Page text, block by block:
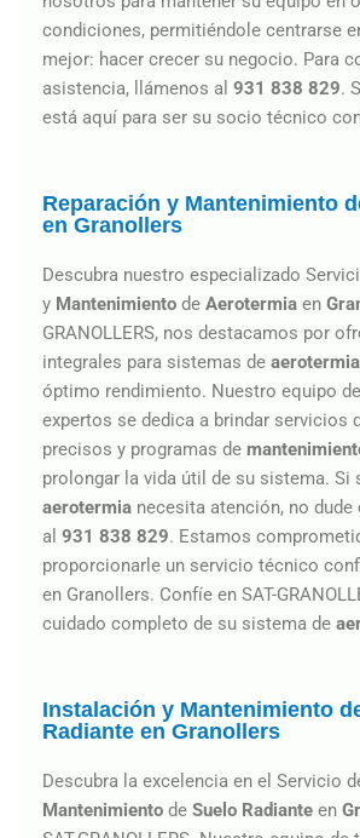
condiciones, permitiéndole centrarse
mejor: hacer crecer su negocio. Para
asistencia, llámenos al 931 838 829.
está aquí para ser su socio técnico
Reparación y Mantenimiento
en Granollers
Descubra nuestro especializado
y Mantenimiento de Aerotermia en
GRANOLLERS, nos destacamos por
integrales para sistemas de aerotermia
óptimo rendimiento. Nuestro equipo
expertos se dedica a brindar servicios
precisos y programas de
prolongar la vida útil de su sistema. Si
aerotermia necesita atención, no
al 931 838 829. Estamos
proporcionarle un servicio técnico
en Granollers. Confíe en SAT-
cuidado completo de su sistema de
Instalación y Mantenimiento
Radiante en Granollers
Descubra la excelencia en el Servicio
Mantenimiento de Suelo Radiante en